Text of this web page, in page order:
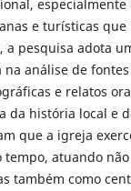
especialmente
e turísticas que
a pesquisa adota
análise de
e relatos
da história local e
que a igreja
atuando
também como